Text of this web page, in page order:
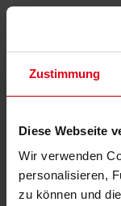
Zustimmung
Diese Webseite
Wir verwenden
personalisieren,
zu können und